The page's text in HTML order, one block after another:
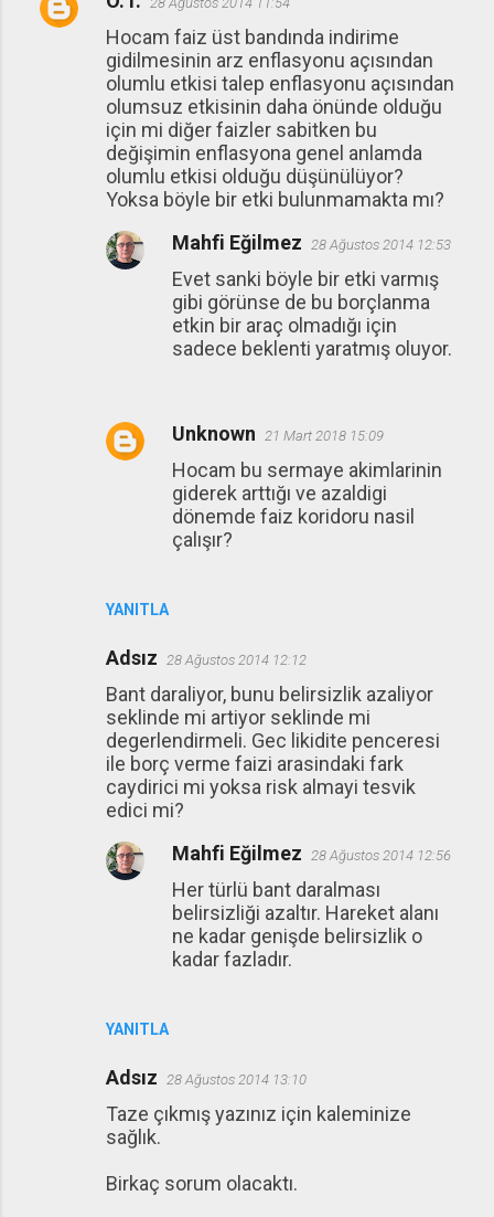
Hocam faiz üst bandında indirime
gidilmesinin arz enflasyonu açısından
olumlu etkisi talep enflasyonu açısından
olumsuz etkisinin daha önünde olduğu
için mi diğer faizler sabitken bu
değişimin enflasyona genel anlamda
olumlu etkisi olduğu düşünülüyor?
Yoksa böyle bir etki bulunmamakta mı?
YANITLA
Mahfi Eğilmez 28 Ağustos 2014 12:53
Evet sanki böyle bir etki varmış
gibi görünse de bu borçlanma
etkin bir araç olmadığı için
sadece beklenti yaratmış oluyor.
Unknown 21 Mart 2018 15:09
Hocam bu sermaye akimlarinin
giderek arttığı ve azaldigi
dönemde faiz koridoru nasil
çalışır?
Adsız 28 Ağustos 2014 12:12
Bant daraliyor, bunu belirsizlik azaliyor
seklinde mi artiyor seklinde mi
degerlendirmeli. Gec likidite penceresi
ile borç verme faizi arasindaki fark
caydirici mi yoksa risk almayi tesvik
edici mi?
YANITLA
Mahfi Eğilmez 28 Ağustos 2014 12:56
Her türlü bant daralması
belirsizliği azaltır. Hareket alanı
ne kadar genişde belirsizlik o
kadar fazladır.
Adsız 28 Ağustos 2014 13:10
Taze çıkmış yazınız için kaleminize
sağlık.
Birkaç sorum olacaktı.